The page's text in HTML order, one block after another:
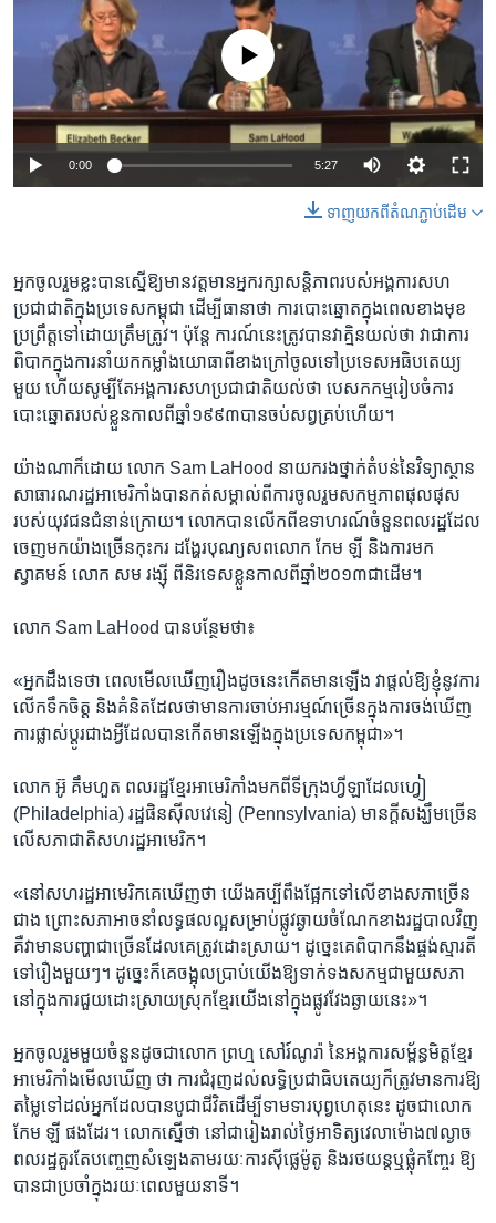
No media source currently available
0:00 5:27
ទាញ​យក​ពី​តំណភ្ជាប់​ដើម
អ្នក​ចូលរួម​ខ្លះ​បាន​ស្នើ​ឱ្យ​មាន​វត្តមាន​អ្នក​រក្សា​សន្តិភាព​របស់​អង្គការ​សហ
ប្រជាជាតិ​ក្នុង​ប្រទេស​កម្ពុជា​ ដើម្បី​ធានា​ថា ​ការ​បោះឆ្នោត​ក្នុង​ពេល​ខាងមុខ​
ប្រព្រឹត្ត​ទៅ​ដោយ​ត្រឹម​ត្រូវ។ ប៉ុន្តែ​ ការណ៍​នេះ​ត្រូវ​បាន​វាគ្មិន​យល់​ថា​ វាជា​ការ​
ពិបាក​ក្នុង​ការ​នាំ​យក​កម្លាំង​យោធា​ពី​ខាង​ក្រៅ​ចូល​ទៅ​ប្រទេស​អធិបតេយ្យ​
មួយ​ ហើយ​សូម្បី​តែ​អង្គការ​សហប្រជាជាតិ​យល់​ថា​ បេសកកម្ម​រៀបចំ​ការ​
បោះឆ្នោត​របស់​ខ្លួន​កាលពី​ឆ្នាំ​១៩៩៣​បាន​ចប់​សព្វគ្រប់​ហើយ។
យ៉ាងណា​ក៏ដោយ​ លោក​ Sam LaHood ​នាយក​រង​ថ្នាក់​តំបន់​នៃ​វិទ្យាស្ថាន​
សាធារណរដ្ឋ​អាមេរិកាំង​បាន​កត់​សម្គាល់​ពី​ការ​ចូលរួម​សកម្មភាព​ផុលផុស​
របស់​យុវជន​ជំនាន់​ក្រោយ។ លោក​បាន​លើក​ពី​ឧទាហរណ៍​ចំនួន​ពលរដ្ឋ​ដែល​
ចេញ​មក​យ៉ាង​ច្រើន​កុះករ​ ​ដង្ហែរ​បុណ្យ​សព​លោក​ កែម ឡី​ និង​ការ​មក​
ស្វាគមន៍​ ​លោក​ សម រង្ស៊ី​ ពី​និរទេស​ខ្លួន​កាលពី​ឆ្នាំ​២០១៣​ជាដើម។
លោក​ Sam LaHood ​បាន​បន្ថែម​ថា៖
«អ្នក​ដឹង​ទេ​ថា​ ពេល​មើលឃើញ​រឿង​ដូចនេះ​កើត​មានឡើង​ វា​ផ្តល់​ឱ្យ​ខ្ញុំ​នូវ​ការ​
លើក​ទឹក​ចិត្ត​ និង​គំនិត​ដែល​ថា​មាន​ការ​ចាប់​អារម្មណ៍​ច្រើន​ក្នុង​ការ​ចង់​ឃើញ​
ការ​ផ្លាស់ប្តូរ​ជាង​អ្វី​ដែល​បាន​កើត​មាន​ឡើង​ក្នុង​ប្រទេស​កម្ពុជា‍»។​
លោក​ អ៊ូ គឹមហួត ​ពលរដ្ឋ​ខ្មែរ​អាមេរិកាំង​មក​ពីទីក្រុង​ហ្វីឡាដែល​ហ្វៀ
(Philadelphia) រដ្ឋ​ផិនស៊ីលវេនៀ (Pennsylvania) ​មាន​ក្តី​សង្ឃឹម​ច្រើន​
លើ​សភា​ជាតិ​សហរដ្ឋ​អាមេរិក។​
«នៅ​សហរដ្ឋ​អាមេរិក​គេ​ឃើញ​ថា​ យើង​គប្បី​ពឹង​ផ្អែក​ទៅលើ​ខាង​សភា​ច្រើន​
ជាង ​ព្រោះ​សភា​អាច​នាំ​លទ្ធផល​ល្អ​សម្រាប់​ផ្លូវ​ឆ្ងាយ​ចំណែក​ខាង​រដ្ឋបាល​វិញ​
គឺ​វា​មាន​បញ្ហា​ជាច្រើន​ដែល​គេ​ត្រូវ​ដោះស្រាយ។ ដូច្នេះ​គេ​ពិបាក​នឹង​ផ្ចង់​ស្មារតី​
ទៅ​រឿង​មួយៗ។ ដូច្នេះ​ក៏​គេ​ចង្អុល​ប្រាប់​យើង​ឱ្យ​ទាក់​ទង​សកម្ម​ជាមួយ​សភា​
នៅក្នុង​ការ​ជួយ​ដោះស្រាយ​ស្រុក​ខ្មែរ​យើង​នៅ​ក្នុង​ផ្លូវ​វែង​ឆ្ងាយ​នេះ‍»។​
អ្នក​ចូលរួម​មួយ​ចំនួន​ដូច​ជា​លោក​ ព្រហ្ម សៅរ៍ណូរ៉ា​ នៃ​អង្គការ​សម្ព័ន្ធ​មិត្ត​ខ្មែរ​
អាមេរិកាំង​មើល​ឃើញ ថា​ ការ​ជំរុញ​ដល់​លទ្ធិ​ប្រជាធិបតេយ្យក៏ត្រូវ​មាន​ការ​ឱ្យ​
តម្លៃ​ទៅដល់​អ្នក​ដែល​បាន​បូជា​ជីវិត​ដើម្បី​ទាមទារ​បុព្វហេតុ​នេះ ​ដូចជា​លោក ​
កែម ឡី ផង​ដែរ។ លោក​ស្នើ​ថា ​នៅ​ជា​រៀងរាល់​ថ្ងៃ​អាទិត្យ​វេលា​ម៉ោង​៧ល្ងាច​
ពលរដ្ឋ​គួរ​តែ​បញ្ចេញ​សំឡេង​តាមរយៈ​ការស៊ីផ្លេ​ម៉ូតូ​ និង​រថយន្ត​ឬ​ផ្លុំ​កញ្ចែរ ​ឱ្យ​
បាន​ជា​ប្រចាំ​ក្នុង​រយៈពេល​មួយ​នាទី។